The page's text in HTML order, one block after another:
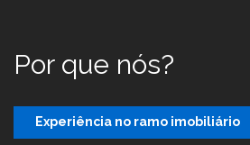
Por que nós?
Experiência no ramo imobiliário